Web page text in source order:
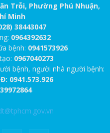
Trỗi, Phường Phú Nhuận,
Minh
38443047
0964392632
bệnh: 0941573926
0967040273
bệnh, người nhà người bệnh:
0941.573.926